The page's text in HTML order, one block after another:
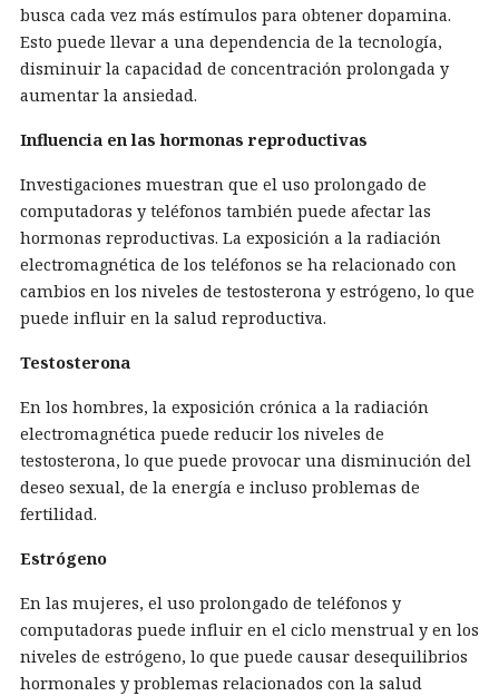
busca cada vez más estímulos para obtener dopamina.
Esto puede llevar a una dependencia de la tecnología,
disminuir la capacidad de concentración prolongada y
aumentar la ansiedad.
Influencia en las hormonas reproductivas
Investigaciones muestran que el uso prolongado de
computadoras y teléfonos también puede afectar las
hormonas reproductivas. La exposición a la radiación
electromagnética de los teléfonos se ha relacionado con
cambios en los niveles de testosterona y estrógeno, lo que
puede influir en la salud reproductiva.
Testosterona
En los hombres, la exposición crónica a la radiación
electromagnética puede reducir los niveles de
testosterona, lo que puede provocar una disminución del
deseo sexual, de la energía e incluso problemas de
fertilidad.
Estrógeno
En las mujeres, el uso prolongado de teléfonos y
computadoras puede influir en el ciclo menstrual y en los
niveles de estrógeno, lo que puede causar desequilibrios
hormonales y problemas relacionados con la salud